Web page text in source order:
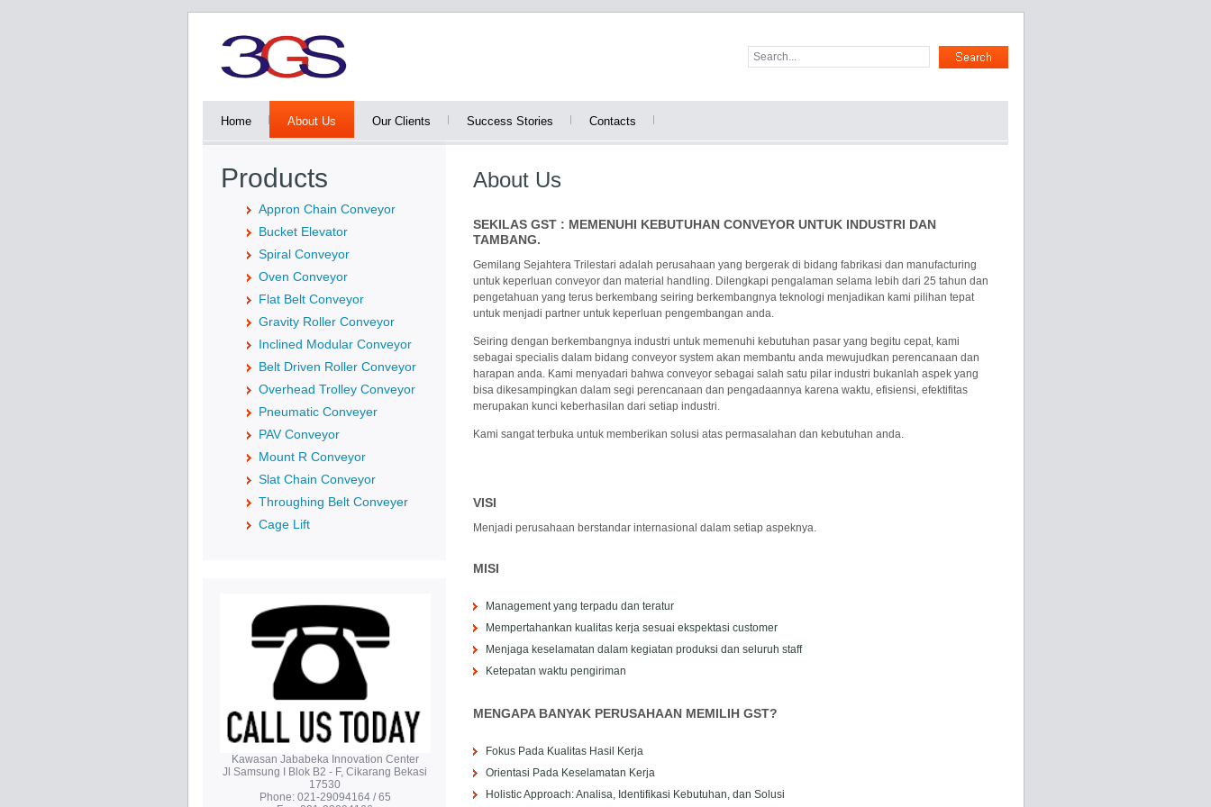
Home About Us Our Clients Success Stories Contacts
Products
Appron Chain Conveyor
Bucket Elevator
Spiral Conveyor
Oven Conveyor
Flat Belt Conveyor
Gravity Roller Conveyor
Inclined Modular Conveyor
Belt Driven Roller Conveyor
Overhead Trolley Conveyor
Pneumatic Conveyer
PAV Conveyor
Mount R Conveyor
Slat Chain Conveyor
Throughing Belt Conveyer
Cage Lift
Kawasan Jababeka Innovation Center
Jl Samsung I Blok B2 - F, Cikarang Bekasi
17530
Phone: 021-29094164 / 65
About Us
SEKILAS GST : MEMENUHI KEBUTUHAN CONVEYOR UNTUK INDUSTRI DAN
TAMBANG.
Gemilang Sejahtera Trilestari adalah perusahaan yang bergerak di bidang fabrikasi dan manufacturing
untuk keperluan conveyor dan material handling. Dilengkapi pengalaman selama lebih dari 25 tahun dan
pengetahuan yang terus berkembang seiring berkembangnya teknologi menjadikan kami pilihan tepat
untuk menjadi partner untuk keperluan pengembangan anda.
Seiring dengan berkembangnya industri untuk memenuhi kebutuhan pasar yang begitu cepat, kami
sebagai specialis dalam bidang conveyor system akan membantu anda mewujudkan perencanaan dan
harapan anda. Kami menyadari bahwa conveyor sebagai salah satu pilar industri bukanlah aspek yang
bisa dikesampingkan dalam segi perencanaan dan pengadaannya karena waktu, efisiensi, efektifitas
merupakan kunci keberhasilan dari setiap industri.
Kami sangat terbuka untuk memberikan solusi atas permasalahan dan kebutuhan anda.
VISI
Menjadi perusahaan berstandar internasional dalam setiap aspeknya.
MISI
Management yang terpadu dan teratur
Mempertahankan kualitas kerja sesuai ekspektasi customer
Menjaga keselamatan dalam kegiatan produksi dan seluruh staff
Ketepatan waktu pengiriman
MENGAPA BANYAK PERUSAHAAN MEMILIH GST?
Fokus Pada Kualitas Hasil Kerja
Orientasi Pada Keselamatan Kerja
Holistic Approach: Analisa, Identifikasi Kebutuhan, dan Solusi